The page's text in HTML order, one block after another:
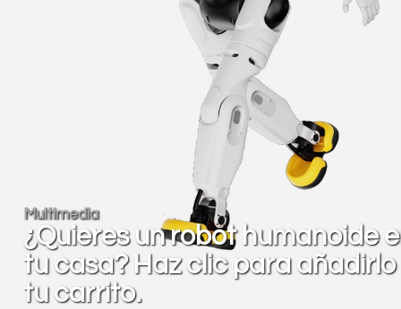
Multimedia
¿Quieres un robot humanoide
tu casa? Haz clic para añadirlo
tu carrito.